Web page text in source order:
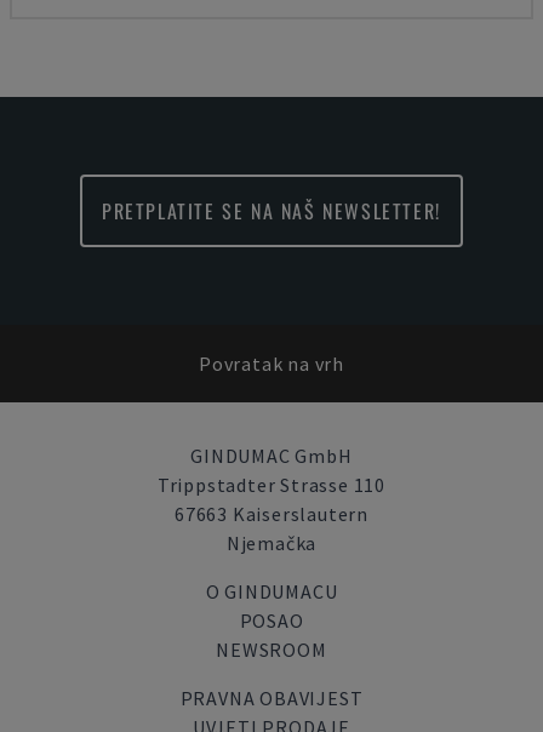
PRETPLATITE SE NA NAŠ NEWSLETTER!
Povratak na vrh
GINDUMAC GmbH
Trippstadter Strasse 110
67663 Kaiserslautern
Njemačka
O GINDUMACU
POSAO
NEWSROOM
PRAVNA OBAVIJEST
UVJETI PRODAJE